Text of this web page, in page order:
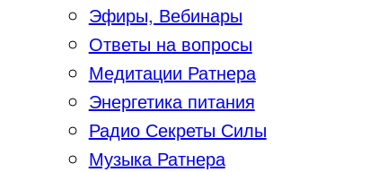
Эфиры, Вебинары
Ответы на вопросы
Медитации Ратнера
Энергетика питания
Радио Секреты Силы
Музыка Ратнера